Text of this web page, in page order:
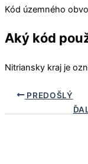
Kód územného
Aký kód
Nitriansky kraj je
PREDOŠLÝ